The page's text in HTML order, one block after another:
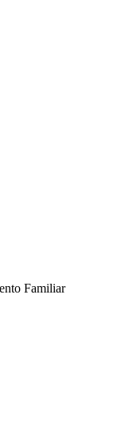
Familiar